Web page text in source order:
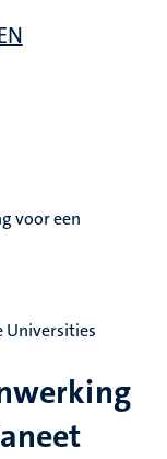
voor een
Universities